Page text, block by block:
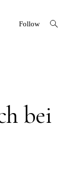
Follow
open
search
bei